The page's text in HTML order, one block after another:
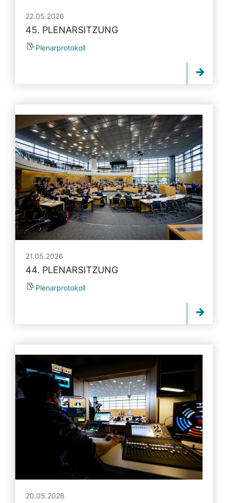
22.05.2026
45. PLENARSITZUNG
Plenarprotokoll
21.05.2026
44. PLENARSITZUNG
Plenarprotokoll
20.05.2026